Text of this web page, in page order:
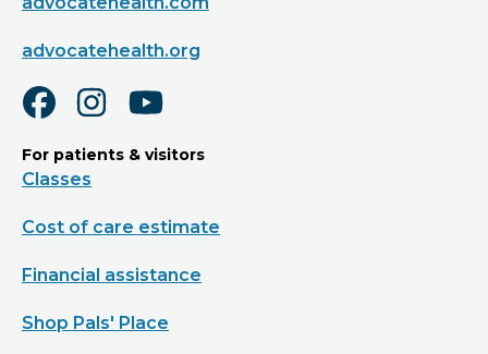
advocatehealth.org
For patients & visitors
Classes
Cost of care estimate
Financial assistance
Shop Pals' Place